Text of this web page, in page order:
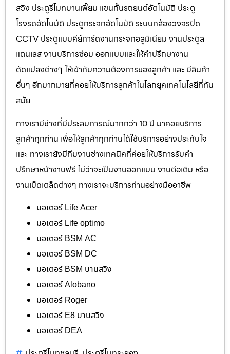
สวิง ประตูรีโมทบานเฟี้ยม แขนกั้นรถยนต์อัตโนมัติ ประตู
โรงรถอัตโนมัติ ประตูกระจกอัตโนมัติ ระบบกล้องวงจรปิด
CCTV ประตูแบบคีย์การ์ดงานกระจกอลูมิเนียม งานประตูส
แตนเลส งานบริการซ่อม ออกแบบและให้คำปรึกษางาน
ดัดแปลงต่างๆ ให้เข้ากับความต้องการของลูกค้า และ มีสินค้า
อื่นๆ อีกมากมายที่คอยให้บริการลูกค้าในโลกยุคเทคโนโลยีที่ทัน
สมัย
ทางเรามีช่างที่มีประสบการณ์มากกว่า 10 ปี มาคอยบริการ
ลูกค้าทุกท่าน เพื่อให้ลูกค้าทุกท่านได้ใช้บริการอย่างประทับใจ
และ ทางเรายังมีทีมงานช่างเทคนิคที่ค่อยให้บริการรับคำ
ปรึกษาหน้างานฟรี ไม่ว่าจะเป็นงานออกแบบ งานต่อเติม หรือ
งานเบ็ดเตล็ดต่างๆ ทางเราจะบริการท่านอย่างมืออาชีพ
มอเตอร์ Life Acer
มอเตอร์ Life optimo
มอเตอร์ BSM AC
มอเตอร์ BSM DC
มอเตอร์ BSM บานสวิง
มอเตอร์ Alobano
มอเตอร์ Roger
มอเตอร์ E8 บานสวิง
มอเตอร์ DEA